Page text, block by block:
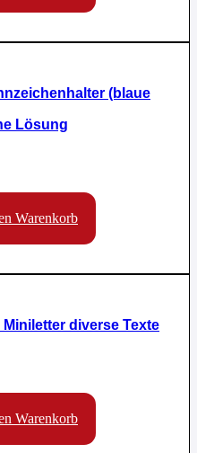
(blaue
Lösung
Warenkorb
diverse Texte
Warenkorb